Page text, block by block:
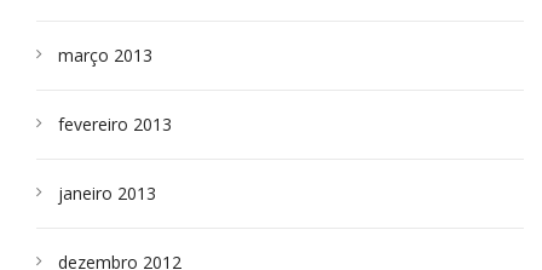
março 2013
fevereiro 2013
janeiro 2013
dezembro 2012